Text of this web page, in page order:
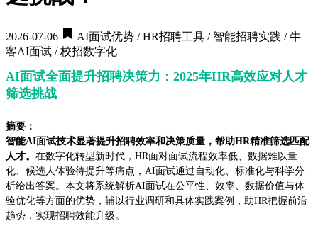
2026-07-06
AI面试优势 / HR招聘工具 / 智能招聘实践 / 牛
客AI面试 / 校招数字化
AI面试全面提升招聘决策力：2025年HR高效应对人才
筛选挑战
摘要：
智能AI面试技术显著提升招聘效率和决策质量，帮助HR精准筛选匹配
人才。 在数字化转型新时代，HR面对面试流程效率低、数据难以量
化、候选人体验待提升等痛点，AI面试通过自动化、标准化与科学分
析给出答案。本文将系统解析AI面试在公平性、效率、数据价值与体
验优化等方面的优势，辅以行业调研和具体实践案例，助HR把握前沿
趋势，实现招聘效能升级。